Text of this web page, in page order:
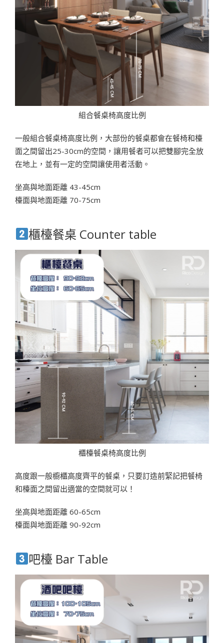
組合餐桌椅高度比例
一般組合餐桌椅高度比例，大部份的餐桌都會在餐椅和檯
面之間留出25-30cm的空間，讓用餐者可以把雙腳完全放
在地上，並有一定的空間讓使用者活動。
坐高與地面距離 43-45cm
檯面與地面距離 70-75cm
櫃檯餐桌 Counter table
櫃檯餐桌椅高度比例
高度跟一般櫥櫃高度齊平的餐桌，只要訂造前緊記把餐椅
和檯面之間留出適當的空間就可以！
坐高與地面距離 60-65cm
檯面與地面距離 90-92cm
吧檯 Bar Table